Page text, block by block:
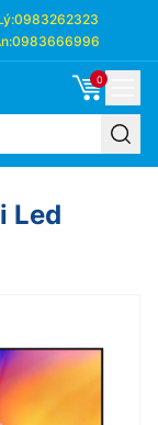
0983262323
0983666996
0
Led